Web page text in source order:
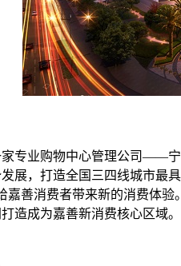
专业购物中心管理公司——
展，打造全国三四线城市最
嘉善消费者带来新的消费体
造成为嘉善新消费核心区域。